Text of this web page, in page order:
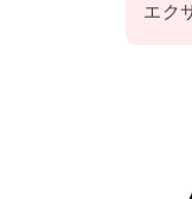
エク